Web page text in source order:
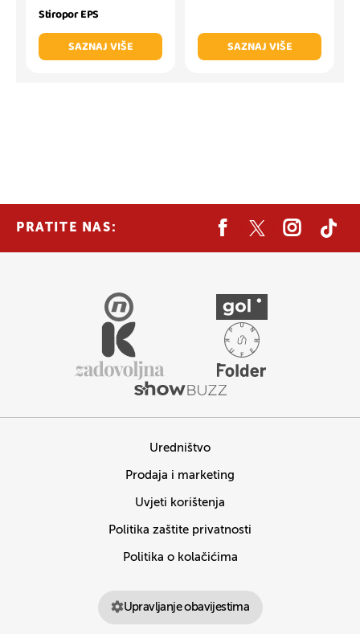
Stiropor EPS
SAZNAJ VIŠE
SAZNAJ VIŠE
PRATITE NAS:
Uredništvo
Prodaja i marketing
Uvjeti korištenja
Politika zaštite privatnosti
Politika o kolačićima
Upravljanje obavijestima